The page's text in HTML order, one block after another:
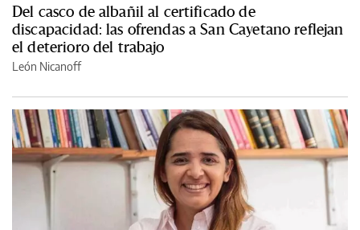
Del casco de albañil al certificado de
discapacidad: las ofrendas a San Cayetano reflejan
el deterioro del trabajo
León Nicanoff